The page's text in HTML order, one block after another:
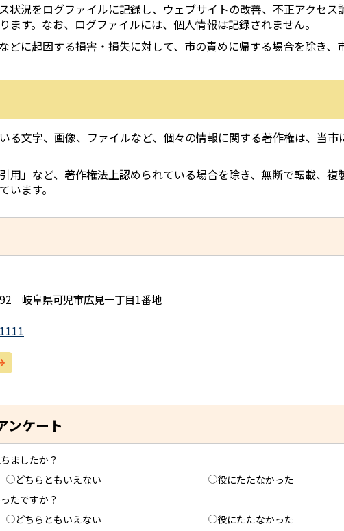
状況をログファイルに記録し、ウェブサイトの改善、不正アクセス
ます。なお、ログファイルには、個人情報は記録されません。
どに起因する損害・損失に対して、市の責めに帰する場合を除き、
る文字、画像、ファイルなど、個々の情報に関する著作権は、当市
用」など、著作権法上認められている場合を除き、無断で転載、複
います。
岐阜県可児市広見一丁目1番地
ンケート
ましたか？
どちらともいえない
役にたたなかった
たですか？
どちらともいえない 役にたたなかった